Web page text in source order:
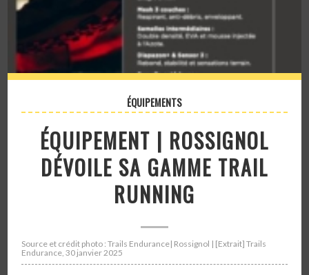
ÉQUIPEMENTS
ÉQUIPEMENT | ROSSIGNOL
DÉVOILE SA GAMME TRAIL
RUNNING
Source et crédit photo : Trails Endurance| Rossignol | [Extrait] Trails
Endurance, 30 janvier 2025